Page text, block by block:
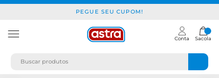
PEGUE SEU CUPOM!
Conta Sacola